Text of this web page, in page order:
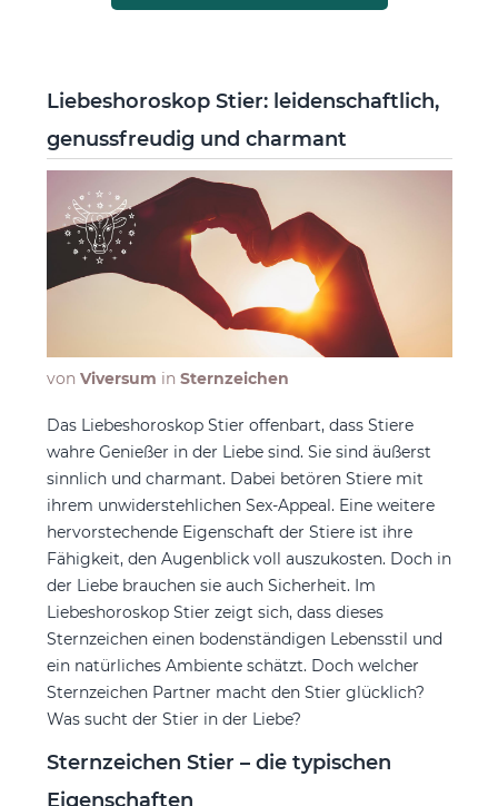
Liebeshoroskop Stier: leidenschaftlich,
genussfreudig und charmant
von Viversum in Sternzeichen
Das Liebeshoroskop Stier offenbart, dass Stiere
wahre Genießer in der Liebe sind. Sie sind äußerst
sinnlich und charmant. Dabei betören Stiere mit
ihrem unwiderstehlichen Sex-Appeal. Eine weitere
hervorstechende Eigenschaft der Stiere ist ihre
Fähigkeit, den Augenblick voll auszukosten. Doch in
der Liebe brauchen sie auch Sicherheit. Im
Liebeshoroskop Stier zeigt sich, dass dieses
Sternzeichen einen bodenständigen Lebensstil und
ein natürliches Ambiente schätzt. Doch welcher
Sternzeichen Partner macht den Stier glücklich?
Was sucht der Stier in der Liebe?
Sternzeichen Stier – die typischen
Eigenschaften